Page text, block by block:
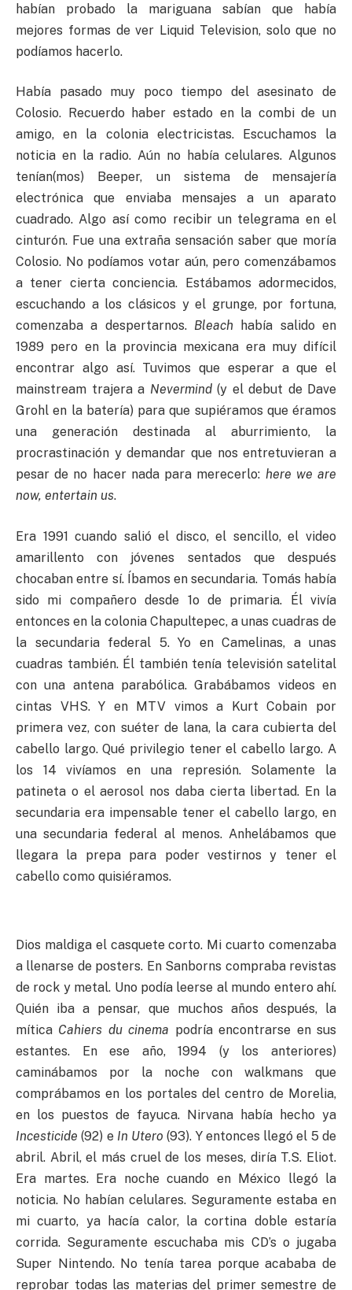
habían probado la mariguana sabían que había
mejores formas de ver Liquid Television, solo que no
podíamos hacerlo.
Había pasado muy poco tiempo del asesinato de
Colosio. Recuerdo haber estado en la combi de un
amigo, en la colonia electricistas. Escuchamos la
noticia en la radio. Aún no había celulares. Algunos
tenían(mos) Beeper, un sistema de mensajería
electrónica que enviaba mensajes a un aparato
cuadrado. Algo así como recibir un telegrama en el
cinturón. Fue una extraña sensación saber que moría
Colosio. No podíamos votar aún, pero comenzábamos
a tener cierta conciencia. Estábamos adormecidos,
escuchando a los clásicos y el grunge, por fortuna,
comenzaba a despertarnos. Bleach había salido en
1989 pero en la provincia mexicana era muy difícil
encontrar algo así. Tuvimos que esperar a que el
mainstream trajera a Nevermind(y el debut de Dave
Grohl en la batería) para que supiéramos que éramos
una generación destinada al aburrimiento, la
procrastinación y demandar que nos entretuvieran a
pesar de no hacer nada para merecerlo: here we are
now, entertain us.
Era 1991 cuando salió el disco, el sencillo, el video
amarillento con jóvenes sentados que después
chocaban entre sí. Íbamos en secundaria. Tomás había
sido mi compañero desde 1o de primaria. Él vivía
entonces en la colonia Chapultepec, a unas cuadras de
la secundaria federal 5. Yo en Camelinas, a unas
cuadras también. Él también tenía televisión satelital
con una antena parabólica. Grabábamos videos en
cintas VHS. Y en MTV vimos a Kurt Cobain por
primera vez, con suéter de lana, la cara cubierta del
cabello largo. Qué privilegio tener el cabello largo. A
los 14 vivíamos en una represión. Solamente la
patineta o el aerosol nos daba cierta libertad. En la
secundaria era impensable tener el cabello largo, en
una secundaria federal al menos. Anhelábamos que
llegara la prepa para poder vestirnos y tener el
cabello como quisiéramos.
Dios maldiga el casquete corto. Mi cuarto comenzaba
a llenarse de posters. En Sanborns compraba revistas
de rock y metal. Uno podía leerse al mundo entero ahí.
Quién iba a pensar, que muchos años después, la
mítica Cahiers du cinema podría encontrarse en sus
estantes. En ese año, 1994 (y los anteriores)
caminábamos por la noche con walkmans que
comprábamos en los portales del centro de Morelia,
en los puestos de fayuca. Nirvana había hecho ya
Incesticide(92) e In Utero (93). Y entonces llegó el 5 de
abril. Abril, el más cruel de los meses, diría T.S. Eliot.
Era martes. Era noche cuando en México llegó la
noticia. No habían celulares. Seguramente estaba en
mi cuarto, ya hacía calor, la cortina doble estaría
corrida. Seguramente escuchaba mis CD’s o jugaba
Super Nintendo. No tenía tarea porque acababa de
reprobar todas las materias del primer semestre de